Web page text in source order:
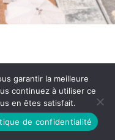
de Confidentialité
garantir la meilleure
continuez à utiliser ce
en êtes satisfait.
de confidentialité